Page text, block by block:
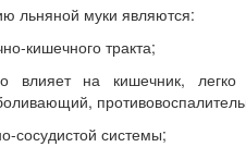
льняной муки являются:
кишечного тракта;
влияет на кишечник, легко
сосудистой системы;